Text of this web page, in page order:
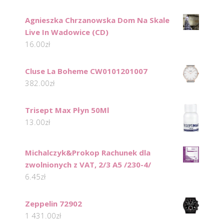
Agnieszka Chrzanowska Dom Na Skale
Live In Wadowice (CD)
16.00zł
Cluse La Boheme CW0101201007
382.00zł
Trisept Max Płyn 50Ml
13.00zł
Michalczyk&Prokop Rachunek dla
zwolnionych z VAT, 2/3 A5 /230-4/
6.45zł
Zeppelin 72902
1 431.00zł